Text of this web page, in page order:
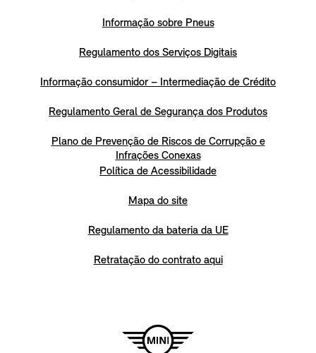
Informação sobre Pneus
Regulamento dos Serviços Digitais
Informação consumidor – Intermediação de Crédito
Regulamento Geral de Segurança dos Produtos
Plano de Prevenção de Riscos de Corrupção e
Infrações Conexas
Política de Acessibilidade
Mapa do site
Regulamento da bateria da UE
Retratação do contrato aqui